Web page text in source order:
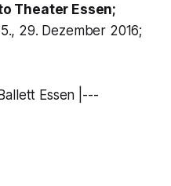
Theater Essen;
29. Dezember 2016;
Essen |---